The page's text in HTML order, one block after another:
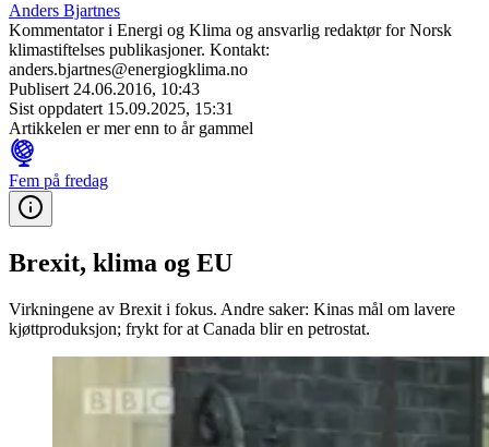
Anders Bjartnes
Kommentator i Energi og Klima og ansvarlig redaktør for Norsk
klimastiftelses publikasjoner. Kontakt:
anders.bjartnes@energiogklima.no
Publisert 24.06.2016, 10:43
Sist oppdatert 15.09.2025, 15:31
Artikkelen er mer enn to år gammel
Fem på fredag
Brexit, klima og EU
Virkningene av Brexit i fokus. Andre saker: Kinas mål om lavere
kjøttproduksjon; frykt for at Canada blir en petrostat.